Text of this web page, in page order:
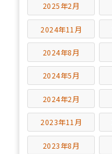
2025年2月
2024年11月
2024年8月
2024年5月
2024年2月
2023年11月
2023年8月